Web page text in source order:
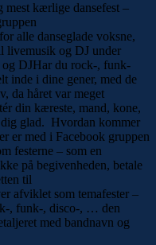
mest kærlige dansefest –
alle danseglade voksne,
livemusik og DJ under
DJHar du rock-, funk-
inde i dine gener, med de
da håret var meget
din kæreste, mand, kone,
dig glad. Hvordan kommer
er med i Facebook gruppen
festerne – som en
på begivenheden, betale
til
afviklet som temafester –
, funk-, disco-, … den
med bandnavn og